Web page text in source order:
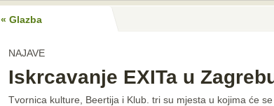
« Glazba
NAJAVE
Iskrcavanje EXITa u
Tvornica kulture, Beertija i Klub. tri su mjesta u kojima će